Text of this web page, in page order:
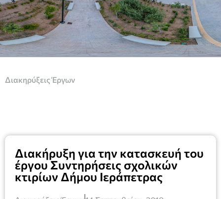
Διακηρύξεις Έργων
Διακήρυξη για την κατασκευή του
έργου Συντηρήσεις σχολικών
κτιρίων Δήμου Ιεράπετρας